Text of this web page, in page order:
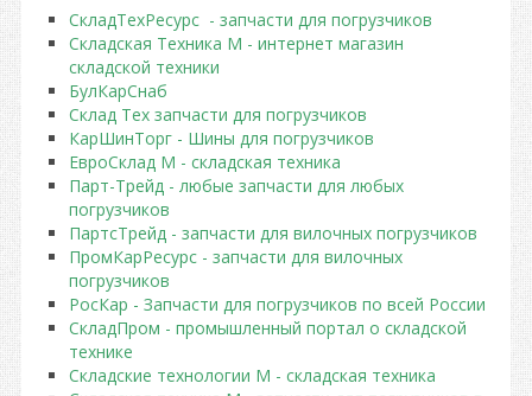
СкладТехРесурс - запчасти для погрузчиков
Складская Техника М - интернет магазин
складской техники
БулКарСнаб
Склад Тех запчасти для погрузчиков
КарШинТорг - Шины для погрузчиков
ЕвроСклад М - складская техника
Парт-Трейд - любые запчасти для любых
погрузчиков
ПартсТрейд - запчасти для вилочных погрузчиков
ПромКарРесурс - запчасти для вилочных
погрузчиков
РосКар - Запчасти для погрузчиков по всей России
СкладПром - промышленный портал о складской
технике
Складские технологии М - складская техника